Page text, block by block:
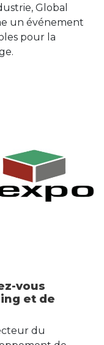
Global
un événement
pour la
vous
et de
du